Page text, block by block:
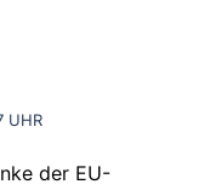
UHR
der EU-